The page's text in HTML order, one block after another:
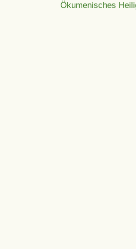
Ökumenisches